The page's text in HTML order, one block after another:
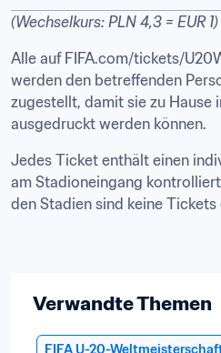
(Wechselkurs: PLN 4,3 = EUR 1)
Alle auf FIFA.com/tickets/
werden den betreffenden
zugestellt, damit sie zu Hause
ausgedruckt werden können.
Jedes Ticket enthält einen
am Stadioneingang
den Stadien sind keine Tickets
Verwandte Themen
FIFA U-20-